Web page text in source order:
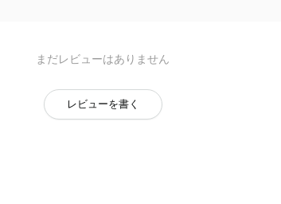
まだレビューはありません
レビューを書く